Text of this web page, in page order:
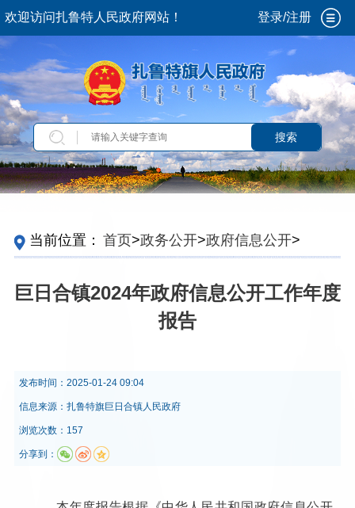
欢迎访问扎鲁特人民政府网站！ 登录/注册
搜索
当前位置： 首页>政务公开>政府信息公开>
府信息公开年报>2024>苏木镇场、社区服务中
巨日合镇2024年政府信息公开工作年度
报告
发布时间： 2025-01-24 09:04
信息来源： 扎鲁特旗巨日合镇人民政府
浏览次数：157
分享到：